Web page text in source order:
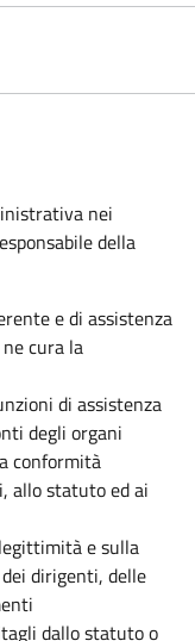
nei
della
e di assistenza
cura la
di assistenza
degli organi
conformità
allo statuto ed ai
e sulla
dirigenti, delle
dallo statuto o